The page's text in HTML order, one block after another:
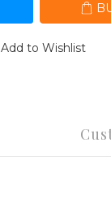
Add to Wishlist